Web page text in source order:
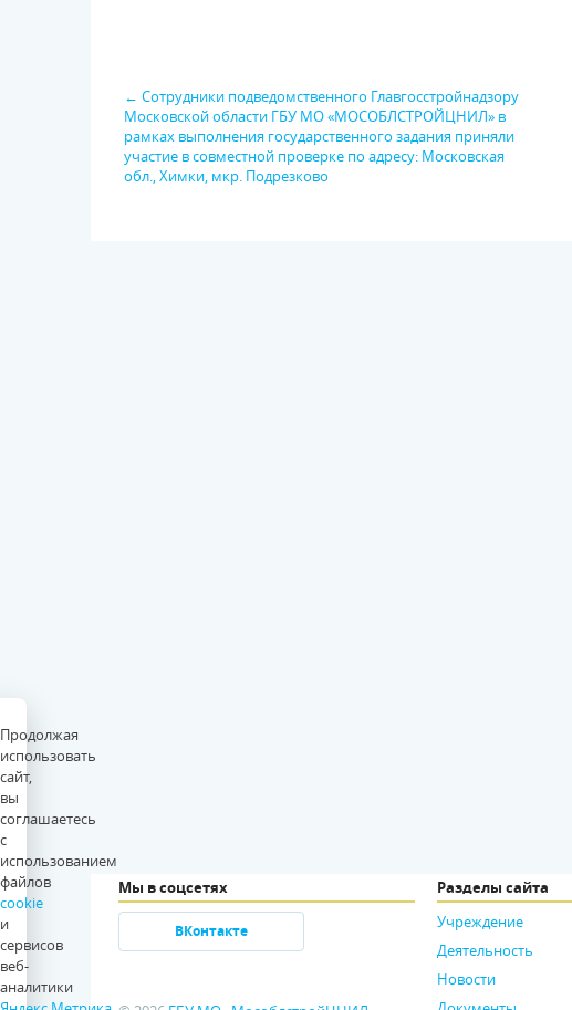
← Сотрудники подведомственного Главгосстройнадзору
Московской области ГБУ МО «МОСОБЛСТРОЙЦНИЛ» в
рамках выполнения государственного задания приняли
участие в совместной проверке по адресу: Московская
обл., Химки, мкр. Подрезково
Мы в соцсетях
ВКонтакте
Разделы сайта
Учреждение
Деятельность
Новости
Продолжая
использовать
сайт,
вы
соглашаетесь
с
использованием
файлов
cookie
и
сервисов
веб-
аналитики